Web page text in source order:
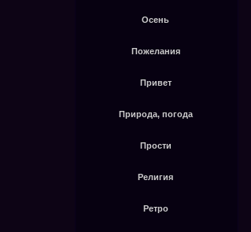
Осень
Пожелания
Привет
Природа, погода
Прости
Религия
Ретро